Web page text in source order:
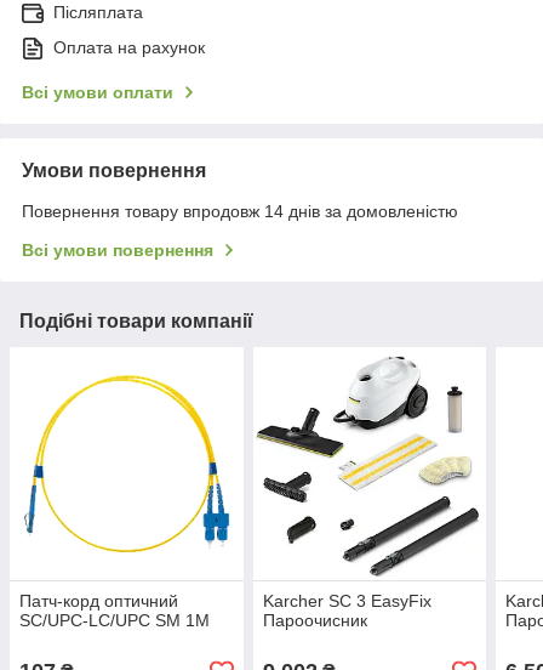
Післяплата
Оплата на рахунок
Всі умови оплати
Умови повернення
Повернення товару впродовж 14 днів за домовленістю
Всі умови повернення
Подібні товари компанії
Патч-корд оптичний
SC/UPC-LC/UPC SM 1M
Karcher SC 3 EasyFix
Пароочисник